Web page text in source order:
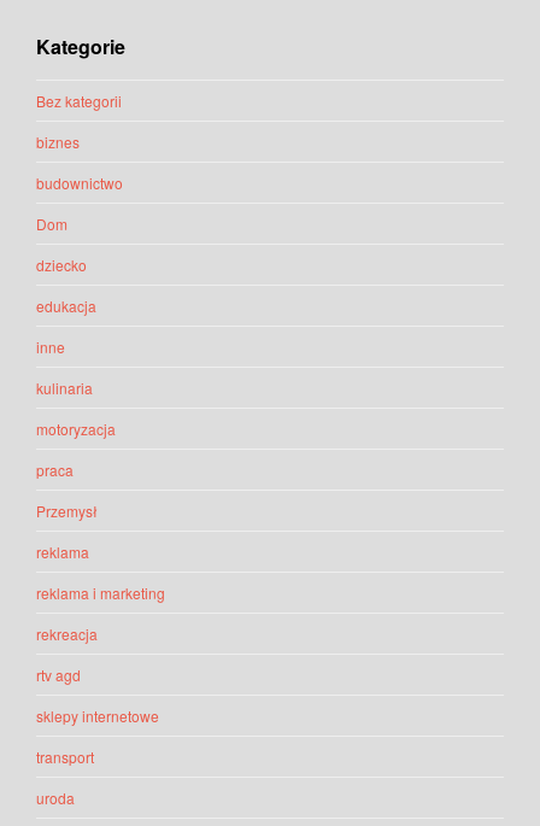
Kategorie
Bez kategorii
biznes
budownictwo
Dom
dziecko
edukacja
inne
kulinaria
motoryzacja
praca
Przemysł
reklama
reklama i marketing
rekreacja
rtv agd
sklepy internetowe
transport
uroda